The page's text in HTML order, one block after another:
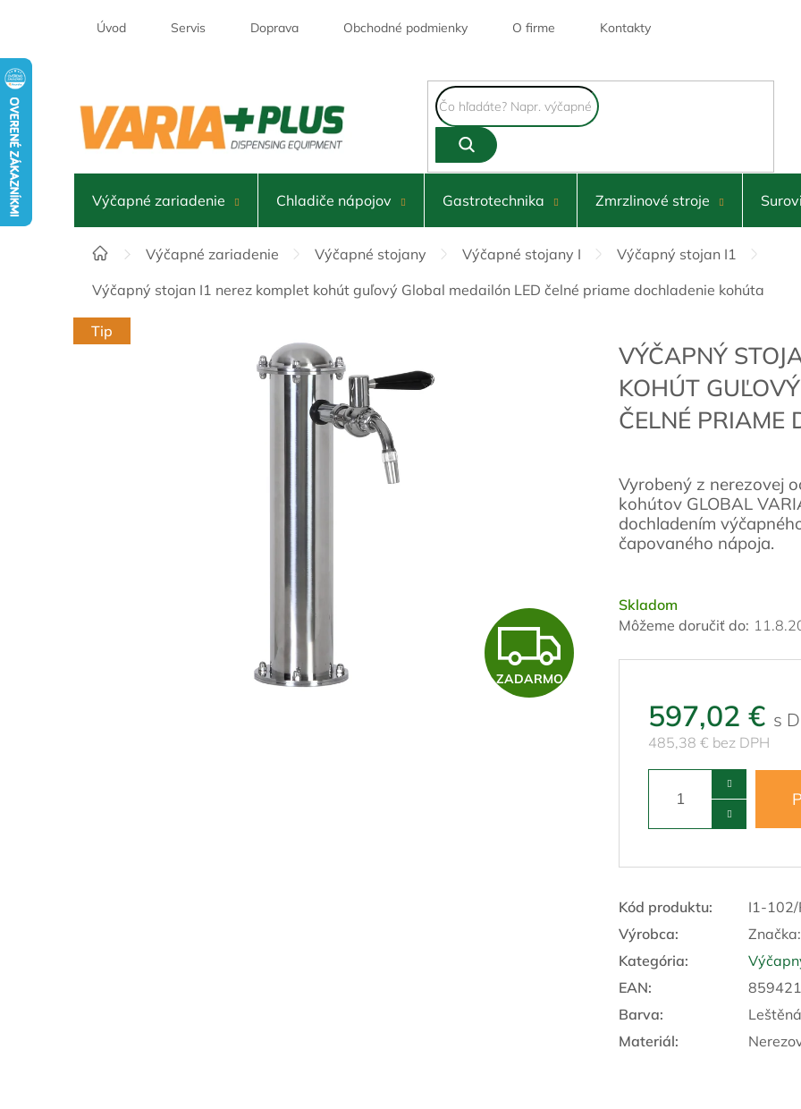
Úvod Servis Doprava Obchodné podmienky O firme Kontakty
Výčapné zariadenie Chladiče nápojov Gastrotechnika Zmrzlinové stroje
DomovVýčapné zariadenie Výčapné stojany Výčapné stojany I
Výčapný stojan I1
Výčapný stojan I1 nerez komplet kohút guľový Global medailón LED čelné priame dochladenie kohúta
Tip
Z
A
ZADARMO
VÝČAPNÝ
KOHÚT
ČELNÉ PRIAME
Skladom
Môžeme doručiť do:
597,02 €
485,38 € bez DPH
Vyrobený z nerezovej
kohútov GLOBAL
dochladením
čapovaného nápoja.
Kód produktu:
I1-102/
Výrobca:
Značka:
Kategória:
EAN:
Barva:
Materiál: